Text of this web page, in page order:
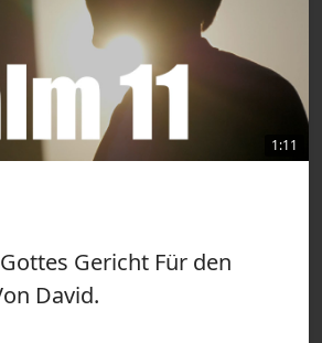
1:11
Gericht Für den
David.